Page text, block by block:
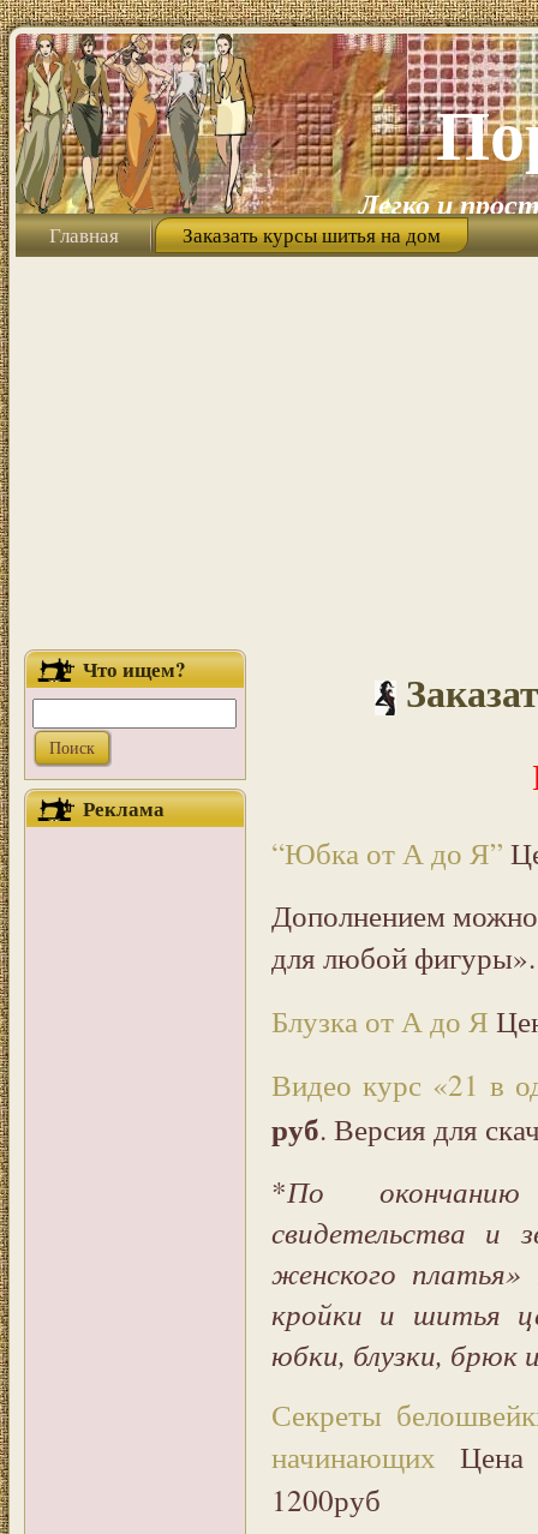
Легко и
Главная Заказать курсы шитья на дом
Что ищем?
Реклама
“Юбка от А до Я”
Дополнением можно
для любой
Блузка от А до Я
Видео курс «21 в
руб. Версия для
*По
свидетельства и
женского
кройки и шитья
юбки, блузки, брюк
Секреты
начинающих
1200руб